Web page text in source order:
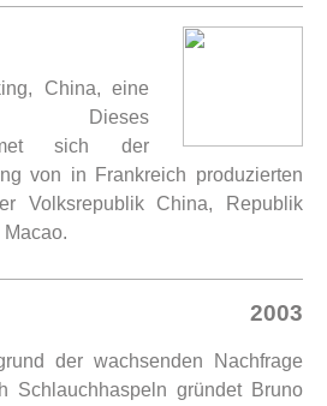
China, eine
Dieses
sich der
von in Frankreich produzierten
Volksrepublik China, Republik
2003
der wachsenden Nachfrage
Schlauchhaspeln gründet Bruno